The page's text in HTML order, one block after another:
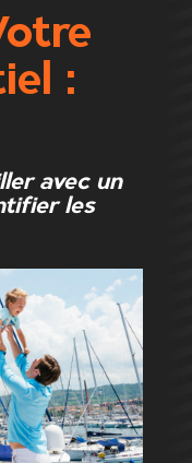
:
avec un
les